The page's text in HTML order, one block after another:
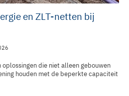
en ZLT-netten bij
die niet alleen gebouwen
houden met de beperkte capaciteit